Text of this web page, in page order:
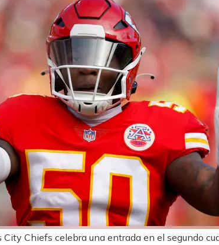
Chiefs celebra una entrada en el segundo